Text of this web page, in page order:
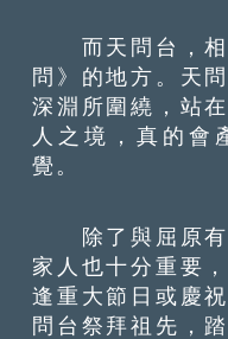
而天問台，相
問》的地方。天
深淵所圍繞，站
人之境，真的會
覺。
除了與屈原有
家人也十分重要
逢重大節日或慶
問台祭拜祖先，